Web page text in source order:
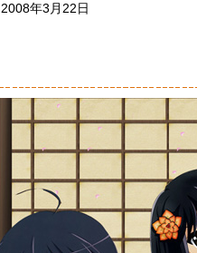
2008年3月22日